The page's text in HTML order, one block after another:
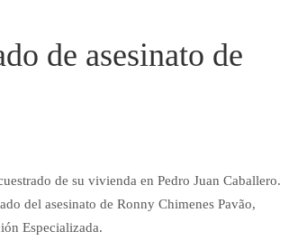
de asesinato de
de su vivienda en Pedro Juan Caballero.
del asesinato de Ronny Chimenes Pavão,
Especializada.